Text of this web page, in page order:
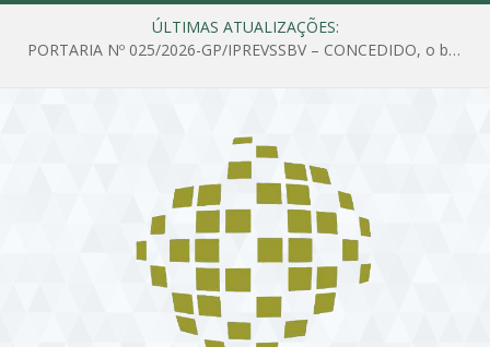
ÚLTIMAS ATUALIZAÇÕES:
PORTARIA Nº 025/2026-GP/IPREVSSBV – CONCEDIDO, o benefício de PENSÃO a MARIA ESTELA DOS SANTOS SOUZA